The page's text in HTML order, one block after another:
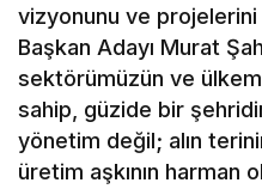
vizyonunu ve projelerini
Başkan Adayı Murat
sektörümüzün ve
sahip, güzide bir
yönetim değil; alın
üretim aşkının harman